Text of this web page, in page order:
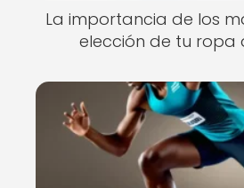
La importancia de los
elección de tu ropa